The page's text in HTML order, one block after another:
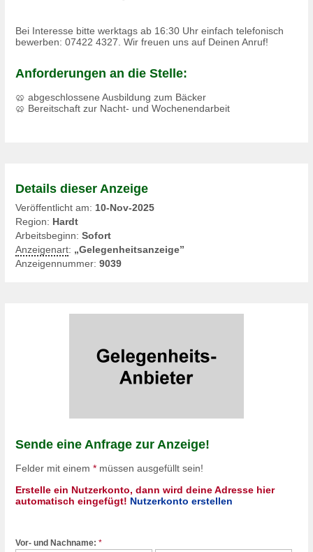
Bei Interesse bitte werktags ab 16:30 Uhr einfach telefonisch
bewerben: 07422 4327. Wir freuen uns auf Deinen Anruf!
Anforderungen an die Stelle:
🥨 abgeschlossene Ausbildung zum Bäcker
🥨 Bereitschaft zur Nacht- und Wochenendarbeit
Details dieser Anzeige
Veröffentlicht am: 10-Nov-2025
Region: Hardt
Arbeitsbeginn: Sofort
Anzeigenart: „Gelegenheitsanzeige”
Anzeigennummer: 9039
Sende eine Anfrage zur Anzeige!
Felder mit einem * müssen ausgefüllt sein!
Erstelle ein Nutzerkonto, dann wird deine Adresse hier
automatisch eingefügt! Nutzerkonto erstellen
Vor- und Nachname: *